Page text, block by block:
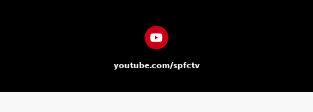
youtube.com/spfctv